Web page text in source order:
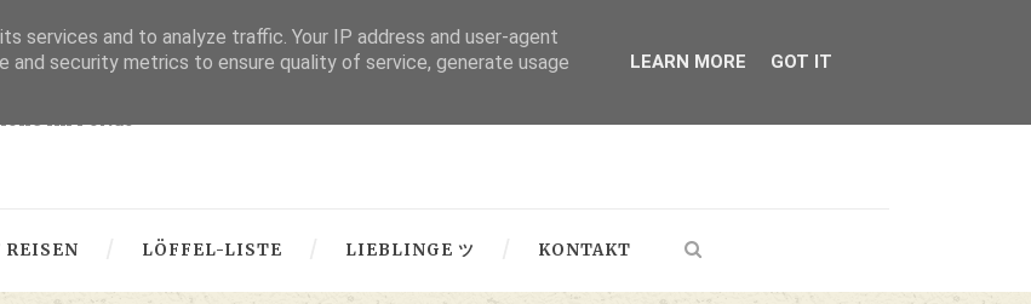
lensed eyes
REISEN LÖFFEL-LISTE LIEBLINGE ツ KONTAKT
services and to analyze traffic. Your IP address and user-agent
and security metrics to ensure quality of service, generate usage
LEARN MORE GOT IT